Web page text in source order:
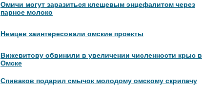
Омичи могут заразиться клещевым энцефалитом через
парное молоко
Немцев заинтересовали омские проекты
Вижевитову обвинили в увеличении численности крыс в
Омске
Спиваков подарил смычок молодому омскому скрипачу